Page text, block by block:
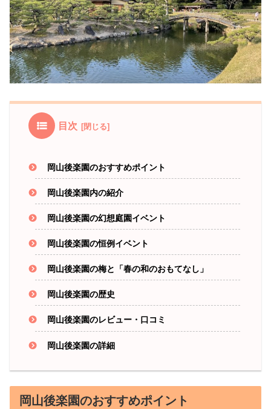
目次
岡山後楽園のおすすめポイント
岡山後楽園内の紹介
岡山後楽園の幻想庭園イベント
岡山後楽園の恒例イベント
岡山後楽園の梅と「春の和のおもてなし」
岡山後楽園の歴史
岡山後楽園のレビュー・口コミ
岡山後楽園の詳細
岡山後楽園のおすすめポイント